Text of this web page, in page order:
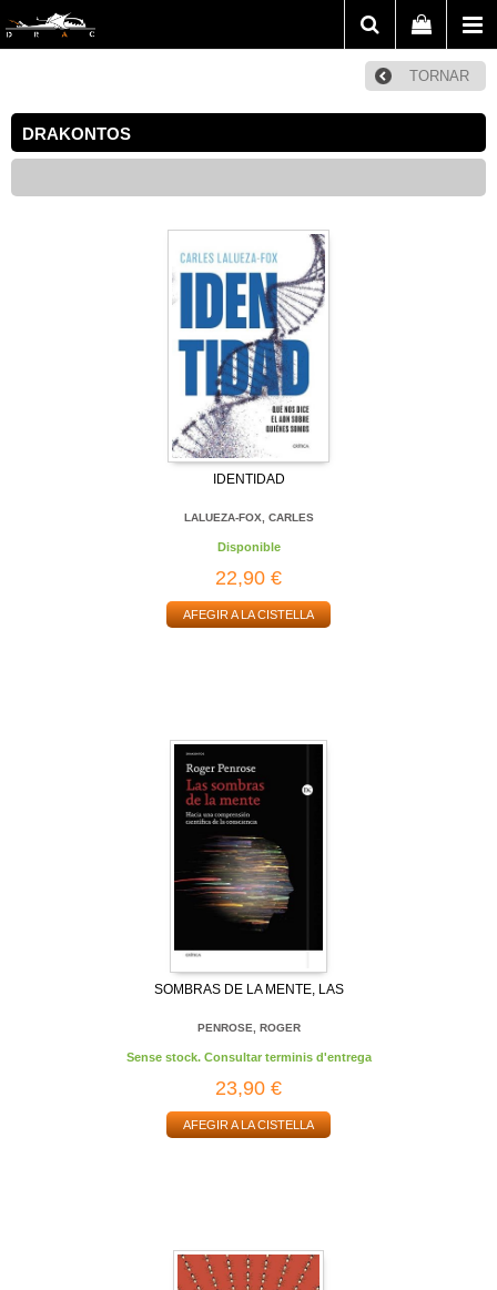
TORNAR
DRAKONTOS
IDENTIDAD
LALUEZA-FOX, CARLES
Disponible
22,90 €
AFEGIR A LA CISTELLA
SOMBRAS DE LA MENTE, LAS
PENROSE, ROGER
Sense stock. Consultar terminis d'entrega
23,90 €
AFEGIR A LA CISTELLA